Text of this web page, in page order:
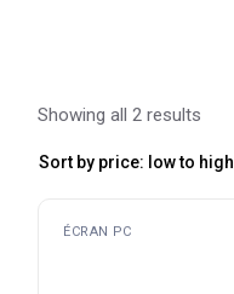
Showing all 2 results
Sort by price: low to high
ÉCRAN PC